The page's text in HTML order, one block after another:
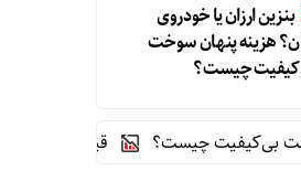
بنزین ارزان یا خودروی
هزینه پنهان سوخت
چیست؟
چیست؟
قیمت طلای 18عیار امروز شنبه 17مرداد/ افزایش قیمت + جدول و جزئیات